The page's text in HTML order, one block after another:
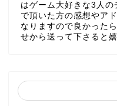
はゲーム大好きな3人
で頂いた方の感想やア
なりますので良かった
せから送って下さると嬉